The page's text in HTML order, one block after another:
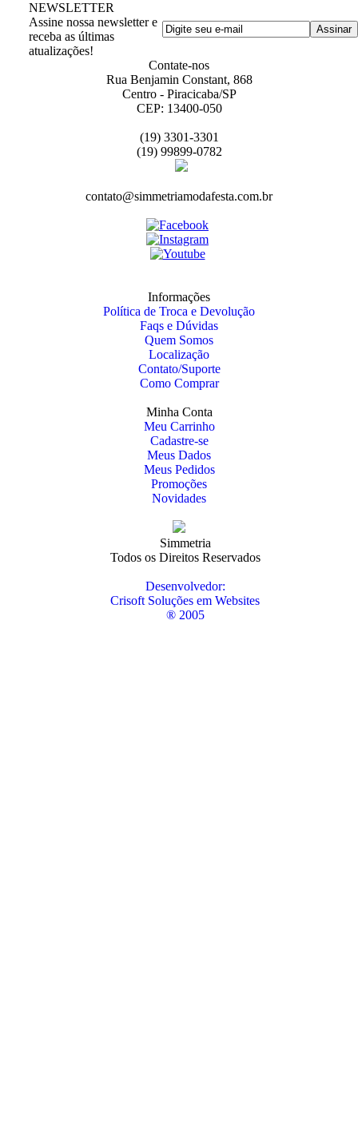
NEWSLETTER
Assine nossa newsletter e
receba as últimas
atualizações!
Contate-nos
Rua Benjamin Constant, 868
Centro - Piracicaba/SP
CEP: 13400-050
(19) 3301-3301
(19) 99899-0782
contato@simmetriamodafesta.com.br
Informações
Política de Troca e Devolução
Faqs e Dúvidas
Quem Somos
Localização
Contato/Suporte
Como Comprar
Minha Conta
Meu Carrinho
Cadastre-se
Meus Dados
Meus Pedidos
Promoções
Novidades
Simmetria
Todos os Direitos Reservados
Desenvolvedor:
Crisoft Soluções em Websites
® 2005